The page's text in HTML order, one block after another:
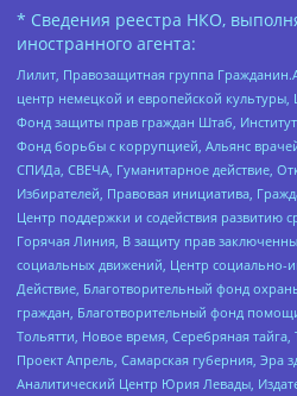
* Сведения реестра НКО,
иностранного агента:
Лилит, Правозащитная группа
центр немецкой и европейской культуры,
Фонд защиты прав граждан Штаб,
Фонд борьбы с коррупцией, Альянс
СПИДа, СВЕЧА, Гуманитарное действие,
Избирателей, Правовая инициатива,
Центр поддержки и содействия развитию
Горячая Линия, В защиту прав
социальных движений, Центр
Действие, Благотворительный фонд
граждан, Благотворительный фонд
Тольятти, Новое время, Серебряная тайга,
Проект Апрель, Самарская губерния, Эра
Аналитический Центр Юрия Левады,